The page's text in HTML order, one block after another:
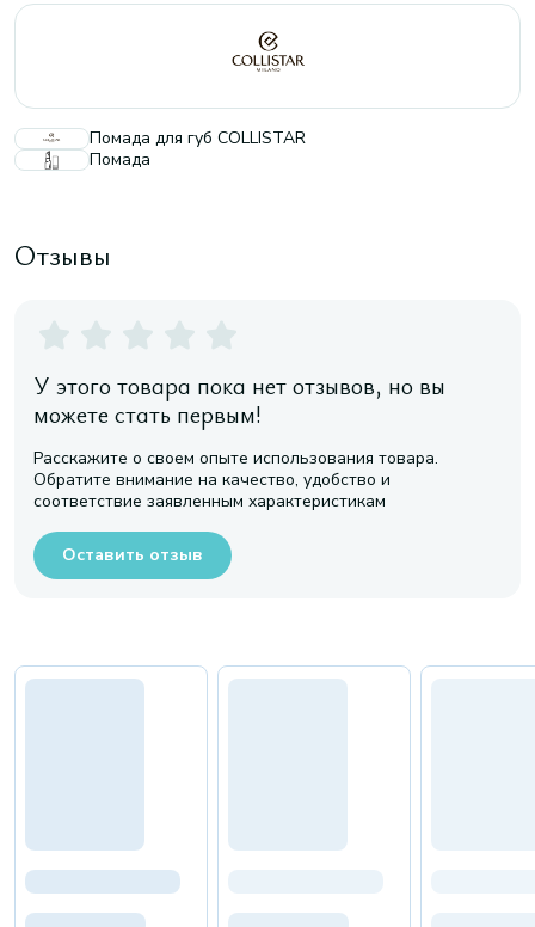
Помада для губ COLLISTAR
Помада
Отзывы
У этого товара пока нет отзывов, но вы
можете стать первым!
Расскажите о своем опыте использования товара.
Обратите внимание на качество, удобство и
соответствие заявленным характеристикам
Оставить отзыв